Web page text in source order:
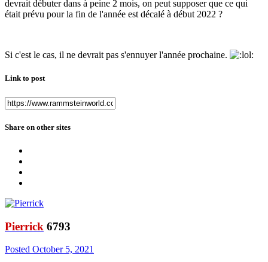
devrait débuter dans à peine 2 mois, on peut supposer que ce qui
était prévu pour la fin de l'année est décalé à début 2022 ?
Si c'est le cas, il ne devrait pas s'ennuyer l'année prochaine.
Link to post
Share on other sites
Pierrick 6793
Posted October 5, 2021